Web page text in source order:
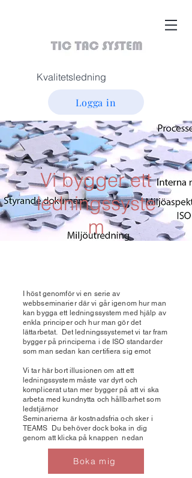
Kvalitetsledning
Logga in
Vi bygger ett
ledningssyste
m
I höst genomför vi en serie av
webbseminarier där vi går igenom hur man
kan bygga ett ledningssystem med hjälp av
enkla principer och hur man gör det
lättarbetat. Det ledningssystemet vi tar fram
bygger på principerna i de ISO standarder
som man sedan kan certifiera sig emot
Vi tar här bort illusionen om att ett
ledningssystem måste var dyrt och
komplicerat utan mer bygger på att vi ska
arbeta med kundnytta och hållbarhet som
ledstjärnor
Seminarierna är kostnadsfria och sker i
TEAMS Du behöver dock boka in dig
genom att klicka på knappen nedan
Boka mig